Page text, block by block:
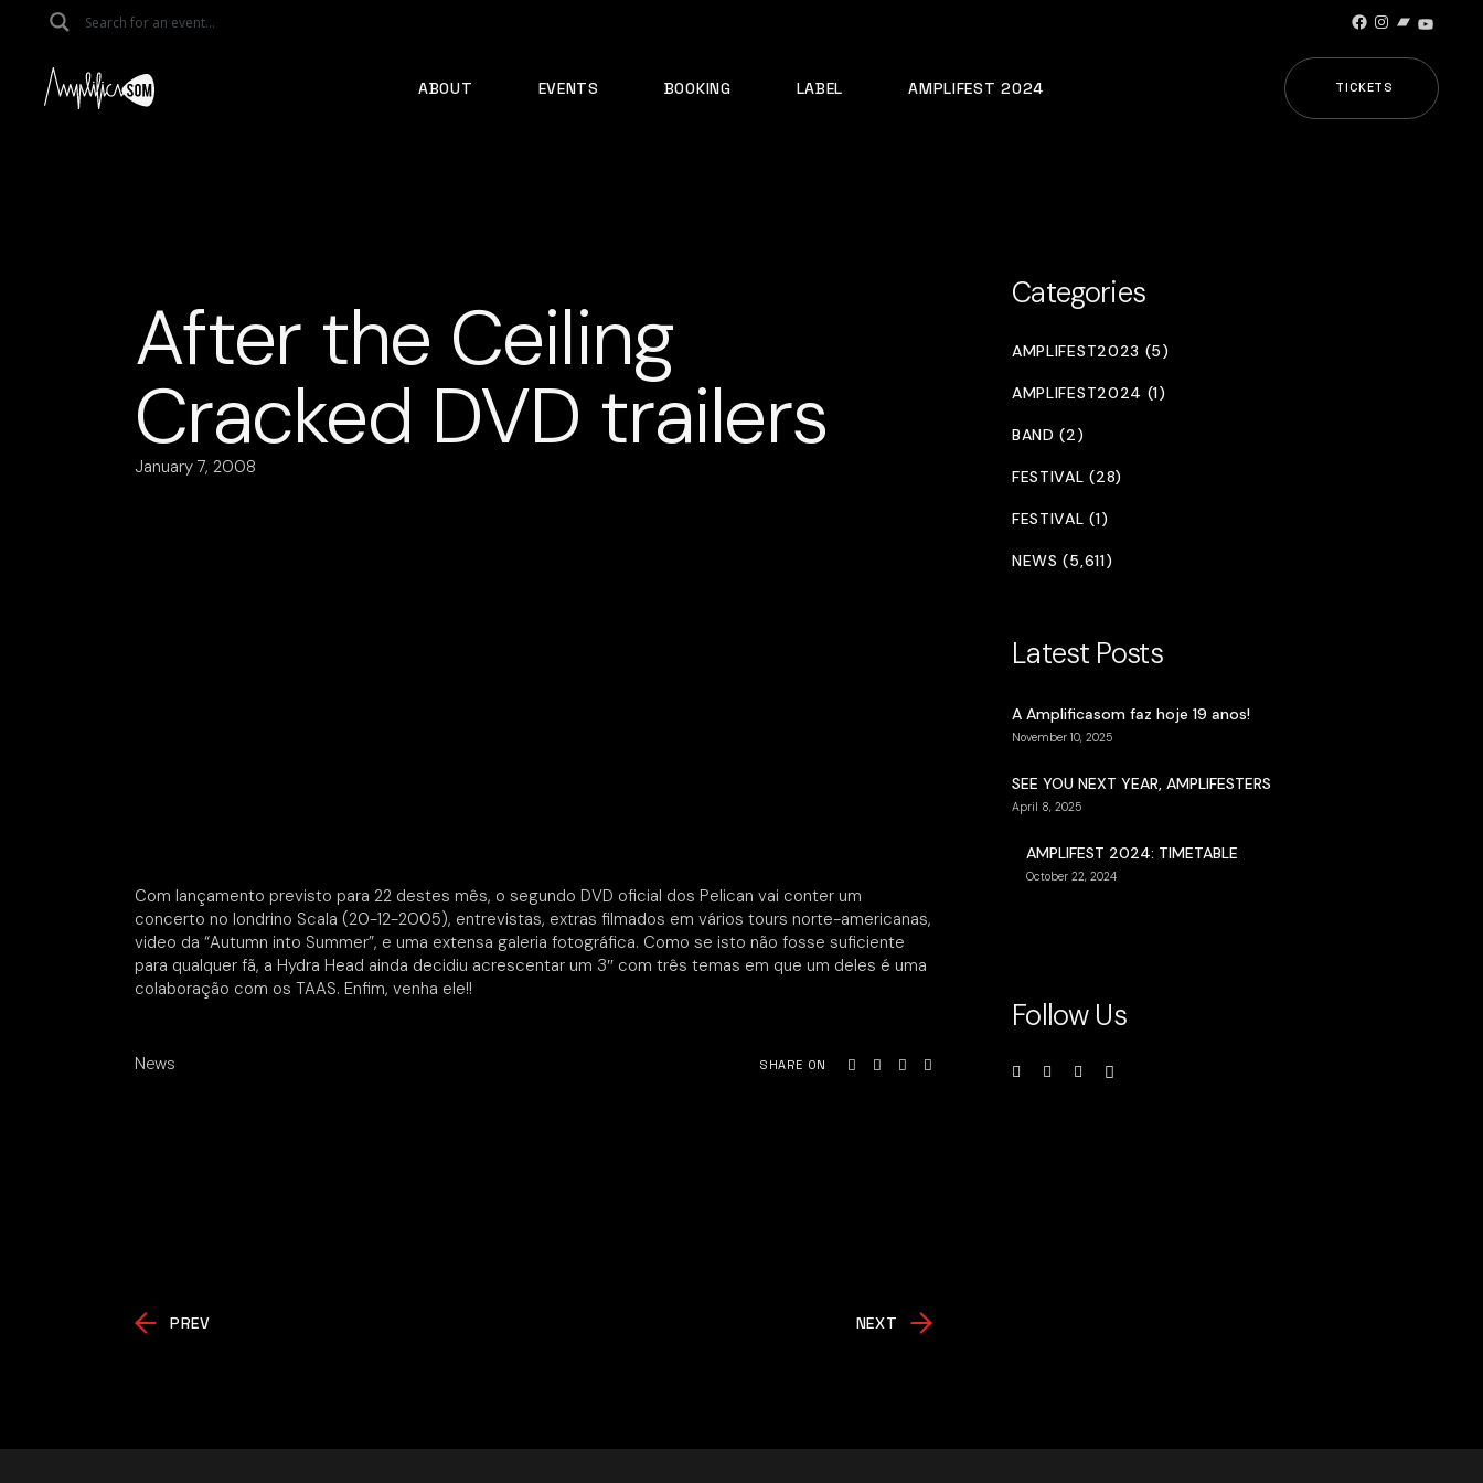
Facebook
Instagram
Bandcamp
ABOUT EVENTS BOOKING LABEL AMPLIFEST 2024 TICKETS
After the Ceiling
Cracked DVD trailers
January 7, 2008
Com lançamento previsto para 22 destes mês, o segundo DVD oficial dos Pelican vai conter um
concerto no londrino Scala (20-12-2005), entrevistas, extras filmados em vários tours norte-americanas,
video da “Autumn into Summer”, e uma extensa galeria fotográfica. Como se isto não fosse suficiente
para qualquer fã, a Hydra Head ainda decidiu acrescentar um 3″ com três temas em que um deles é uma
colaboração com os TAAS. Enfim, venha ele!!
News SHARE ON
PREV NEXT
Categories
AMPLIFEST2023 (5)
AMPLIFEST2024 (1)
BAND (2)
FESTIVAL (28)
FESTIVAL (1)
NEWS (5,611)
Latest Posts
A Amplificasom faz hoje 19 anos!
November 10, 2025
SEE YOU NEXT YEAR, AMPLIFESTERS
April 8, 2025
AMPLIFEST 2024: TIMETABLE
October 22, 2024
Follow Us